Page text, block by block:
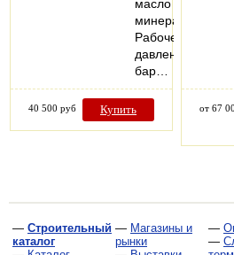
масло
минеральное
Рабочее
давление,
бар…
40 500 руб Купить от 67
— Строительный
каталог
— Магазины и
рынки
—
—